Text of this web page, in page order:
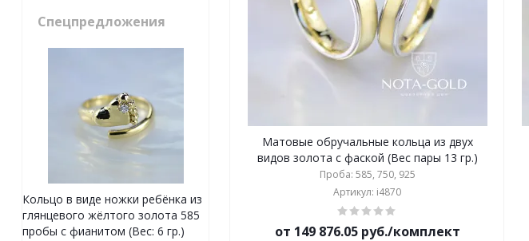
Матовые обручальные кольца из двух
видов золота с фаской (Вес пары 13 гр.)
Проба: 585, 750, 925
Артикул: i4870
от 149 876.05 руб./комплект
Спецпредложения
Кольцо в виде ножки ребёнка из
глянцевого жёлтого золота 585
пробы с фианитом (Вес: 6 гр.)